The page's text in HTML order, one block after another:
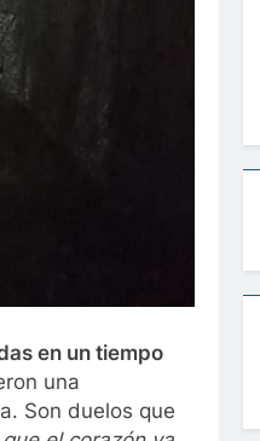
en un tiempo
una
Son duelos que